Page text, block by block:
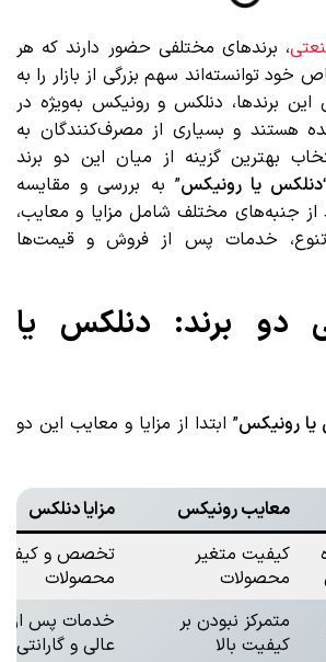
، برندهای مختلفی حضور دارند که هر
خود توانسته‌اند سهم بزرگی از بازار را به
برندها، دنلکس و رونیکس به‌ویژه در
هستند و بسیاری از مصرف‌کنندگان به
بهترین گزینه از میان این دو برند
دنلکس یا رونیکس” به بررسی و مقایسه
جنبه‌های مختلف شامل مزایا و معایب،
خدمات پس از فروش و قیمت‌ها
دو برند: دنلکس یا
یا رونیکس” ابتدا از مزایا و معایب این دو
معایب رونیکس
مزایا دنلکس
کیفیت متغیر
محصولات
تخصص و کیفیت
محصولات
متمرکز نبودن بر
کیفیت بالا
خدمات پس از
عالی و گارانتی